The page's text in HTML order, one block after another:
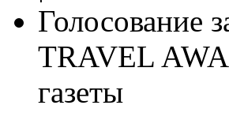
Голосование
TRAVEL
газеты